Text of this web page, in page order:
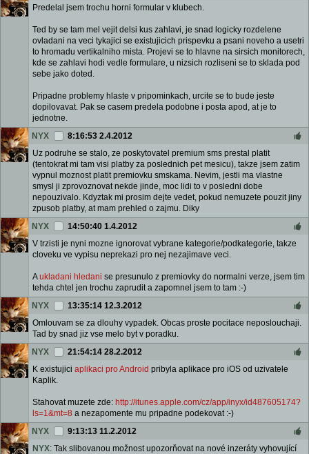
Predelal jsem trochu horni formular v klubech.
Ted by se tam mel vejit delsi kus zahlavi, je snad logicky rozdelene
ovladani na veci tykajici se existujicich prispevku a psani noveho a usetri
to hromadu vertikalniho mista. Projevi se to hlavne na sirsich monitorech,
kde se zahlavi hodi vedle formulare, u nizsich rozliseni se to sklada pod
sebe jako doted.
Pripadne problemy hlaste v pripominkach, urcite se to bude jeste
dopilovavat. Pak se casem predela podobne i posta apod, at je to
jednotne.
NYX
8:16:53 2.4.2012
Uz podruhe se stalo, ze poskytovatel premium sms prestal platit
(tentokrat mi tam visi platby za poslednich pet mesicu), takze jsem zatim
vypnul moznost platit premiovku smskama. Nevim, jestli ma vlastne
smysl ji zprovoznovat nekde jinde, moc lidi to v posledni dobe
nepouzivalo. Kdyztak mi prosim dejte vedet, pokud nemuzete pouzit jiny
zpusob platby, at mam prehled o zajmu. Diky
NYX
14:50:40 1.4.2012
V trzisti je nyni mozne ignorovat vybrane kategorie/podkategorie, takze
cloveku ve vypisu neprekazi pro nej nezajimave veci.
Aukladani hledani se presunulo z premiovky do normalni verze, jsem tim
tehda chtel jen trochu zaprudit a zapomnel jsem to tam :-)
NYX
13:35:14 12.3.2012
Omlouvam se za dlouhy vypadek. Obcas proste pocitace neposlouchaji.
Tad by snad jiz vse melo byt v poradku.
NYX
21:54:14 28.2.2012
K existujici aplikaci pro Android pribyla aplikace pro iOS od uzivatele
Kaplik.
Stahovat muzete zde: http://itunes.apple.com/cz/app/inyx/id487605174?
ls=1&mt=8 a nezapomente mu pripadne podekovat :-)
NYX
9:13:13 11.2.2012
NYX: Tak slibovanou možnost upozorňovat na nové inzeráty vyhovující